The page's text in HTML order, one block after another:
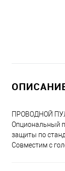
ПРОВОДНОЙ
Опциональный
защиты по
Совместим с